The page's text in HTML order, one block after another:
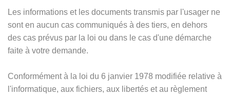
Les informations et les documents transmis par l'usager ne
sont en aucun cas communiqués à des tiers, en dehors
des cas prévus par la loi ou dans le cas d'une démarche
faite à votre demande.
Conformément à la loi du 6 janvier 1978 modifiée relative à
l'informatique, aux fichiers, aux libertés et au règlement